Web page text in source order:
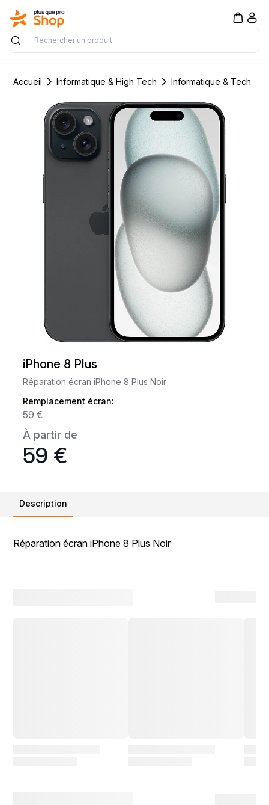
Rechercher
Accueil Informatique & High Tech Informatique & Tech
iPhone 8 Plus
Réparation écran iPhone 8 Plus Noir
Remplacement écran:
59 €
À partir de
59 €
Description
Réparation écran iPhone 8 Plus Noir